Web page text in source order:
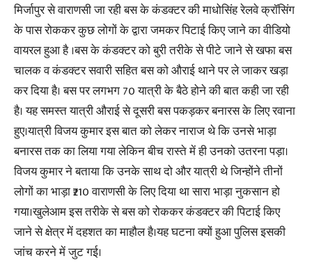
मिर्जापुर से वाराणसी जा रही बस के कंडक्टर की माधोसिंह रेलवे क्रॉसिंग
के पास रोककर कुछ लोगों के द्वारा जमकर पिटाई किए जाने का वीडियो
वायरल हुआ है ।बस के कंडक्टर को बुरी तरीके से पीटे जाने से खफा बस
चालक व कंडक्टर सवारी सहित बस को औराई थाने पर ले जाकर खड़ा
कर दिया है। बस पर लगभग 70 यात्री के बैठे होने की बात कही जा रही
है। यह समस्त यात्री औराई से दूसरी बस पकड़कर बनारस के लिए रवाना
हुए।यात्री विजय कुमार इस बात को लेकर नाराज थे कि उनसे भाड़ा
बनारस तक का लिया गया लेकिन बीच रास्ते में ही उनको उतरना पड़ा।
विजय कुमार ने बताया कि उनके साथ दो और यात्री थे जिन्होंने तीनों
लोगों का भाड़ा ₹210 वाराणसी के लिए दिया था सारा भाड़ा नुकसान हो
गया।खुलेआम इस तरीके से बस को रोककर कंडक्टर की पिटाई किए
जाने से क्षेत्र में दहशत का माहौल है।यह घटना क्यों हुआ पुलिस इसकी
जांच करने में जुट गई।